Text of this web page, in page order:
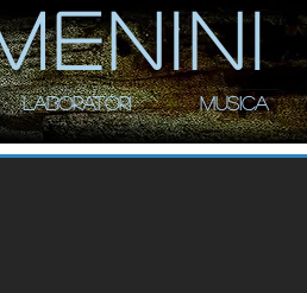
LABORATORI MUSICA